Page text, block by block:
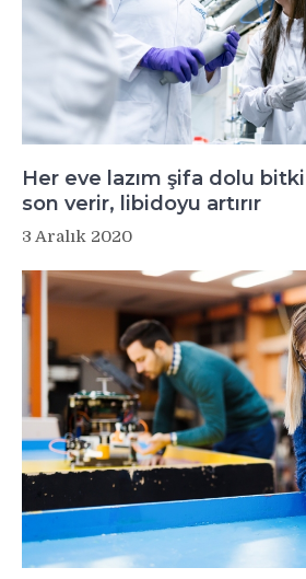
Her eve lazım şifa dolu
son verir, libidoyu artırır
3 Aralık 2020